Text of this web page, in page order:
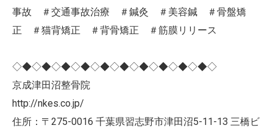
事故 ＃交通事故治療 ＃鍼灸 ＃美容鍼 ＃骨盤矯
正 ＃猫背矯正 ＃背骨矯正 ＃筋膜リリース
◇◆◇◆◇◆◇◆◇◆◇◆◇◆◇◆◇◆◇◆◇
京成津田沼整骨院
http://nkes.co.jp/
住所：〒275-0016 千葉県習志野市津田沼5-11-13 三橋ビ